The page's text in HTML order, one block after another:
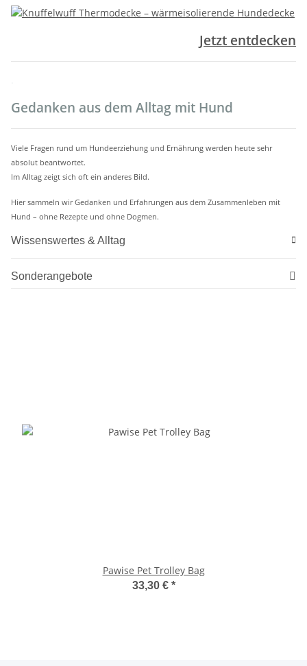
Jetzt entdecken
Gedanken aus dem Alltag mit Hund
Viele Fragen rund um Hundeerziehung und Ernährung werden heute sehr
absolut beantwortet.
Im Alltag zeigt sich oft ein anderes Bild.
Hier sammeln wir Gedanken und Erfahrungen aus dem Zusammenleben mit
Hund – ohne Rezepte und ohne Dogmen.
Wissenswertes & Alltag
Sonderangebote
Pawise Pet Trolley Bag
33,30 € *